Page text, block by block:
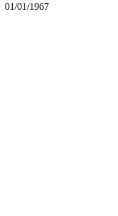
01/01/1967